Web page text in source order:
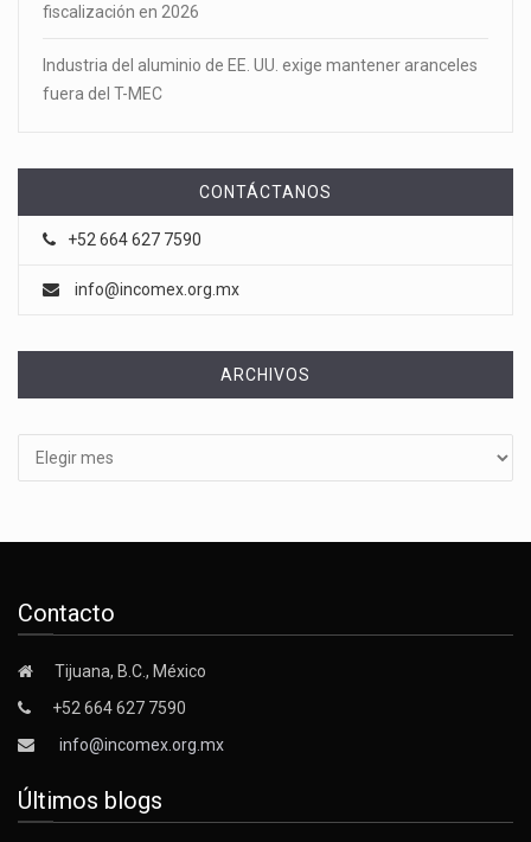
fiscalización en 2026
Industria del aluminio de EE. UU. exige mantener aranceles
fuera del T-MEC
CONTÁCTANOS
+52 664 627 7590
info@incomex.org.mx
ARCHIVOS
Contacto
Tijuana, B.C., México
+52 664 627 7590
info@incomex.org.mx
Últimos blogs